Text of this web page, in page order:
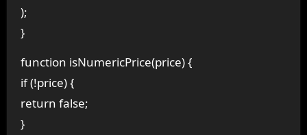
);
}
function isNumericPrice(price) {
if (!price) {
return false;
}